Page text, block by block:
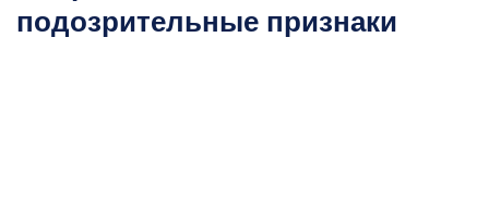
подозрительные признаки